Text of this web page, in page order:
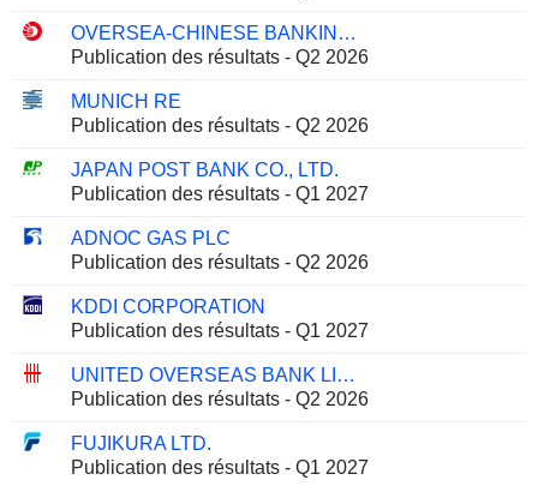
OVERSEA-CHINESE BANKING CORPORATION LIMITED
Publication des résultats - Q2 2026
MUNICH RE
Publication des résultats - Q2 2026
JAPAN POST BANK CO., LTD.
Publication des résultats - Q1 2027
ADNOC GAS PLC
Publication des résultats - Q2 2026
KDDI CORPORATION
Publication des résultats - Q1 2027
UNITED OVERSEAS BANK LIMITED
Publication des résultats - Q2 2026
FUJIKURA LTD.
Publication des résultats - Q1 2027